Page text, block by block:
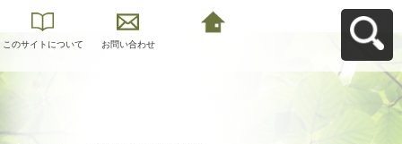
このサイトについて お問い合わせ